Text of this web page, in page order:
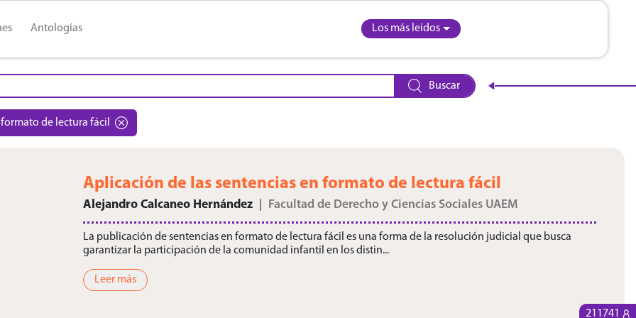
Antologías Los más leidos
211741
Buscar
de lectura fácil
Aplicación de las sentencias en formato de lectura fácil
Alejandro Calcaneo Hernández Facultad de Derecho y Ciencias Sociales UAEM
La publicación de sentencias en formato de lectura fácil es una forma de la resolución judicial que busca
garantizar la participación de la comunidad infantil en los distin...
Leer más